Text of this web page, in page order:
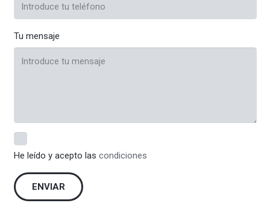
Tu mensaje
He leído y acepto las condiciones